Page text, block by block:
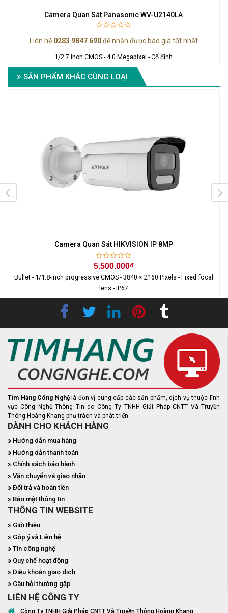
Camera Quan Sát Panasonic WV-U2140LA
Liên hệ 0283 9847 690để nhận được báo giá tốt nhất
1/2.7 inch CMOS - 4.0 Megapixel - Cố định
SẢN PHẨM KHÁC CÙNG LOẠI
Camera Quan Sát HIKVISION IP 8MP
5.500.000₫
Bullet - 1/1.8-inch progressive CMOS - 3840 × 2160 Pixels - Fixed focal
lens - IP67
Tìm Hàng Công Nghệ là đơn vị cung cấp các sản phẩm, dịch vụ thuộc lĩnh
vực Công Nghệ Thông Tin do Công Ty TNHH Giải Pháp CNTT Và Truyền
Thông Hoàng Khang phụ trách và phát triển.
DÀNH CHO KHÁCH HÀNG
Hướng dẫn mua hàng
Hướng dẫn thanh toán
Chính sách bảo hành
Vận chuyển và giao nhận
Đổi trả và hoàn tiền
Bảo mật thông tin
THÔNG TIN WEBSITE
Giới thiệu
Góp ý và Liên hệ
Tin công nghệ
Quy chế hoạt động
Điều khoản giao dịch
Câu hỏi thường gặp
LIÊN HỆ CÔNG TY